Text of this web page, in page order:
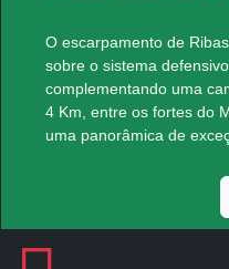
O escarpamento de
sobre o sistema
complementando uma
4 Km, entre os fortes do
uma panorâmica de